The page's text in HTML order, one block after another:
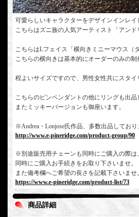
可愛らしいキャラクターをデザインインレ
こちらはズニ族の人気アーティスト「アン
こちらはLフェイス「横向きミニーマウス（
こちらの横向きは基本的にオーダーのみの
程よいサイズですので、男性女性共にスタイ
こちらのピンペンダントの他にリングも出品
またミッキーバージョンも御座います。
※Andrea・Lonjose氏作品、多数出品してお
http://www.e-pineridge.com/product-group/90
※別途販売用チェーンも同時にご購入の際
同時にご購入お手続きをお取り下さいませ。
また備考欄へご希望の長さを記載下さいませ。
https://www.e-pineridge.com/product-list/73
商品詳細